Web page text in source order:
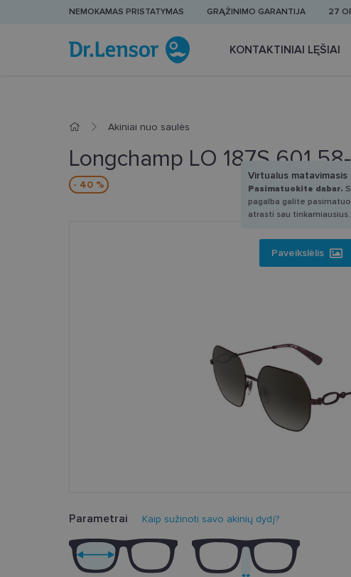
NEMOKAMAS PRISTATYMAS GRĄŽINIMO GARANTIJA 27
KONTAKTINIAI LĘŠIAI
Akiniai nuo saulės
Longchamp LO 187S 601
- 40 %
Paveikslėlis
Virtualus matavimasis
Pasimatuokite dabar.
pagalba galite
atrasti sau
Parametrai Kaip sužinoti savo akinių dydį?